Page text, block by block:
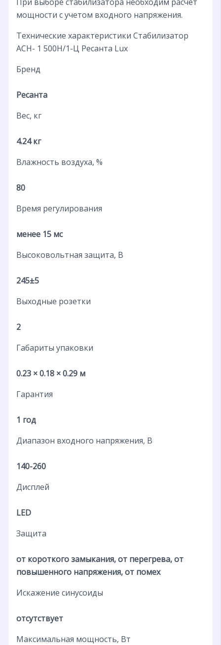
мощности с учетом входного напряжения.
Технические характеристики Стабилизатор
АСН- 1 500Н/1-Ц Ресанта Lux
Бренд
Ресанта
Вес, кг
4.24 кг
Влажность воздуха, %
80
Время регулирования
менее 15 мс
Высоковольтная защита, В
245±5
Выходные розетки
2
Габариты упаковки
0.23 × 0.18 × 0.29 м
Гарантия
1 год
Диапазон входного напряжения, В
140-260
Дисплей
LED
Защита
от короткого замыкания, от перегрева, от
повышенного напряжения, от помех
Искажение синусоиды
отсутствует
Максимальная мощность, Вт